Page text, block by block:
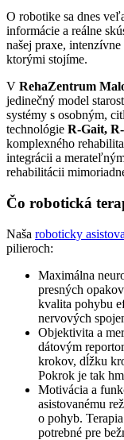
O robotike sa dnes
informácie a reálne
našej praxe,
ktorými stojíme.
V RehaZentrum
jedinečný model
systémy s osobným,
technológie R-Gait,
komplexného
integrácii a
rehabilitácii
Čo robotická
Naša roboticky
pilieroch:
Maximálna
presných
kvalita pohybu
nervových
Objektivita a
dátovým
krokov, dĺžku
Pokrok je tak
Motivácia a
asistovanému
o pohyb.
potrebné pre